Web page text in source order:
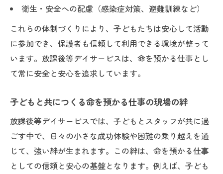
衛生・安全への配慮（感染症対策、避難訓練など）
これらの体制づくりにより、子どもたちは安心して活動
に参加でき、保護者も信頼して利用できる環境が整って
います。放課後等デイサービスは、命を預かる仕事とし
て常に安全と安心を追求しています。
子どもと共につくる命を預かる仕事の現場の絆
放課後等デイサービスでは、子どもとスタッフが共に過
ごす中で、日々の小さな成功体験や困難の乗り越えを通
じて、強い絆が生まれます。この絆は、命を預かる仕事
としての信頼と安心の基盤となります。例えば、子ども